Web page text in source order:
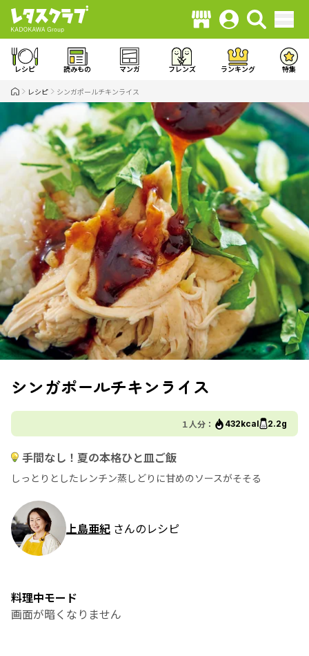
レシピ 読みもの マンガ フレンズ ランキング 特集
レシピ シンガポールチキンライス
シンガポールチキンライス
１人分： 432kcal 2.2g
手間なし！夏の本格ひと皿ご飯
しっとりとしたレンチン蒸しどりに甘めのソースがそそる
上島亜紀 さんのレシピ
料理中モード
画面が暗くなりません